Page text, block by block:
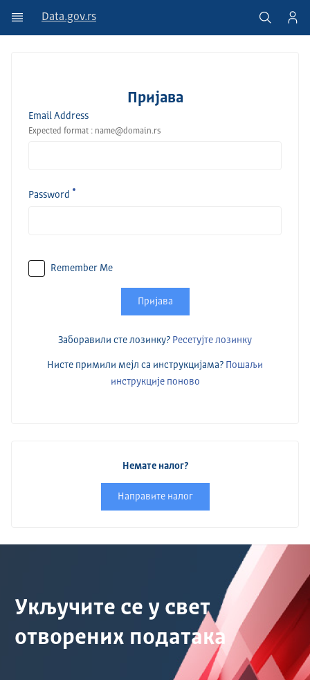
Data.gov.rs
Пријава
Email Address
Expected format : name@domain.rs
Password
Remember Me
Пријава
Заборавили сте лозинку? Ресетујте лозинку
Нисте примили мејл са инструкцијама?
Пошаљи
инструкције поново
Немате налог?
Направите налог
Укључите се у свет
отворених података